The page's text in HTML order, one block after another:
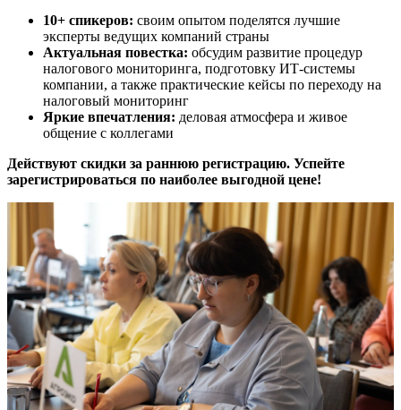
10+ спикеров: своим опытом поделятся лучшие
эксперты ведущих компаний страны
Актуальная повестка: обсудим развитие процедур
налогового мониторинга, подготовку ИТ-системы
компании, а также практические кейсы по переходу на
налоговый мониторинг
Яркие впечатления: деловая атмосфера и живое
общение с коллегами
Действуют скидки за раннюю регистрацию. Успейте
зарегистрироваться по наиболее выгодной цене!